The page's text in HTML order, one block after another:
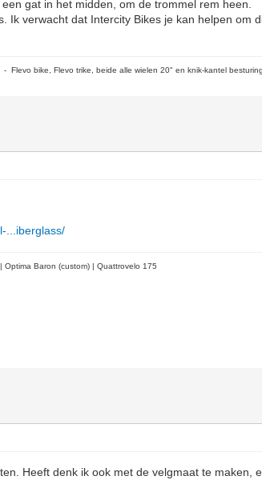
gat in het midden, om de trommel rem heen.
Ik verwacht dat Intercity Bikes je kan helpen om
Flevo bike, Flevo trike, beide alle wielen 20" en knik-kantel
...iberglass/
Optima Baron (custom) | Quattrovelo 175
Heeft denk ik ook met de velgmaat te maken,